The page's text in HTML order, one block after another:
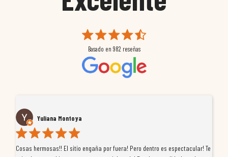
Basado en 982 reseñas
Yuliana Montoya
Cosas hermosas!! El sitio engaña por fuera! Pero dentro es espectacular! Te